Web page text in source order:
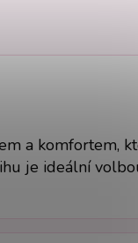
a komfortem,
je ideální